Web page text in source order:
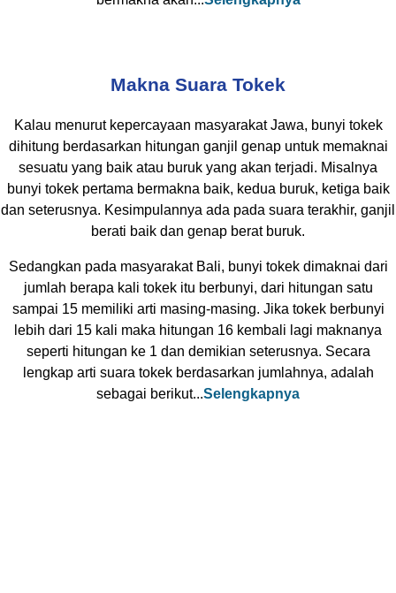
Makna Suara Tokek
Kalau menurut kepercayaan masyarakat Jawa, bunyi tokek
dihitung berdasarkan hitungan ganjil genap untuk memaknai
sesuatu yang baik atau buruk yang akan terjadi. Misalnya
bunyi tokek pertama bermakna baik, kedua buruk, ketiga baik
dan seterusnya. Kesimpulannya ada pada suara terakhir, ganjil
berati baik dan genap berat buruk.
Sedangkan pada masyarakat Bali, bunyi tokek dimaknai dari
jumlah berapa kali tokek itu berbunyi, dari hitungan satu
sampai 15 memiliki arti masing-masing. Jika tokek berbunyi
lebih dari 15 kali maka hitungan 16 kembali lagi maknanya
seperti hitungan ke 1 dan demikian seterusnya. Secara
lengkap arti suara tokek berdasarkan jumlahnya, adalah
sebagai berikut...Selengkapnya